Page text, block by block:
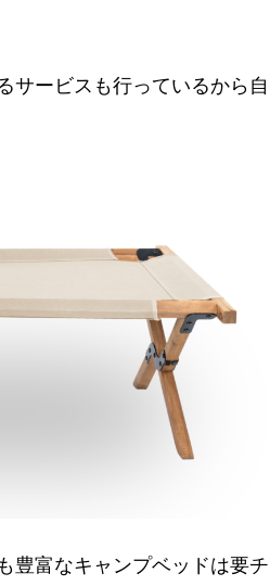
サービスも行っているから自
豊富なキャンプベッドは要チ